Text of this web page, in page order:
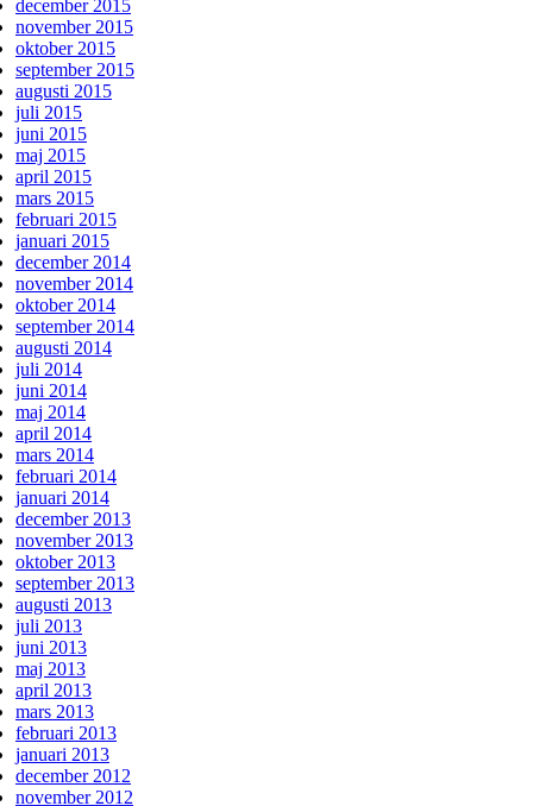
december 2015
november 2015
oktober 2015
september 2015
augusti 2015
juli 2015
juni 2015
maj 2015
april 2015
mars 2015
februari 2015
januari 2015
december 2014
november 2014
oktober 2014
september 2014
augusti 2014
juli 2014
juni 2014
maj 2014
april 2014
mars 2014
februari 2014
januari 2014
december 2013
november 2013
oktober 2013
september 2013
augusti 2013
juli 2013
juni 2013
maj 2013
april 2013
mars 2013
februari 2013
januari 2013
december 2012
november 2012